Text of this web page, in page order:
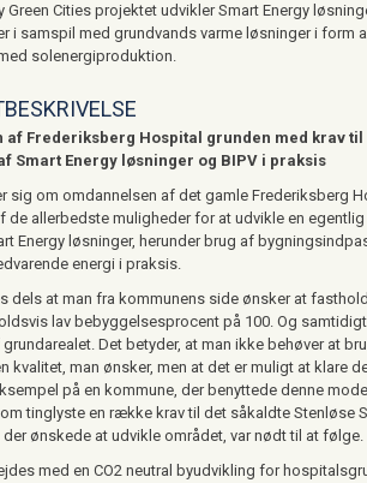
Green Cities projektet udvikler Smart Energy
i samspil med grundvands varme løsninger i form
solenergiproduktion.
af Frederiksberg Hospital grunden med krav til
Smart Energy løsninger og BIPV i praksis
sig om omdannelsen af det gamle Frederiksberg
de allerbedste muligheder for at udvikle en egentlig
Energy løsninger, herunder brug af
energi i praksis.
dels at man fra kommunens side ønsker at
lav bebyggelsesprocent på 100. Og
grundarealet. Det betyder, at man ikke behøver at
kvalitet, man ønsker, men at det er muligt at klare
på en kommune, der benyttede denne
tinglyste en række krav til det såkaldte Stenløse
der ønskede at udvikle området, var nødt til at følge.
med en CO2 neutral byudvikling for